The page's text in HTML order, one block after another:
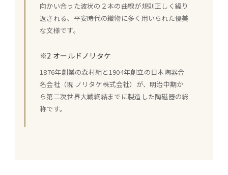
向かい合った波状の２本の曲線が規則正しく繰り
返される、平安時代の織物に多く用いられた優美
な文様です。
※2 オールドノリタケ
1876年創業の森村組と1904年創立の日本陶器合
名会社（現 ノリタケ株式会社）が、明治中期か
ら第二次世界大戦終結までに製造した陶磁器の総
称です。